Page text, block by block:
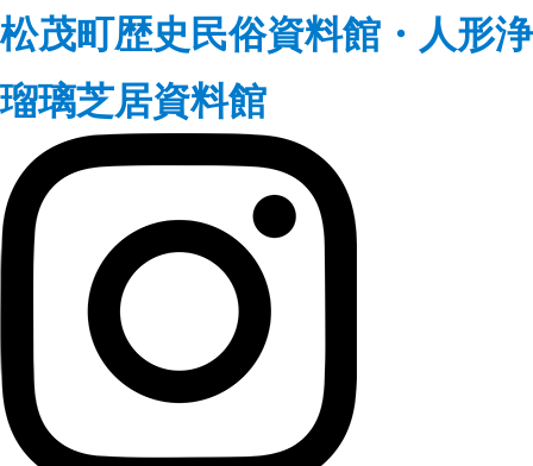
松茂町歴史民俗資料館・人形浄
瑠璃芝居資料館